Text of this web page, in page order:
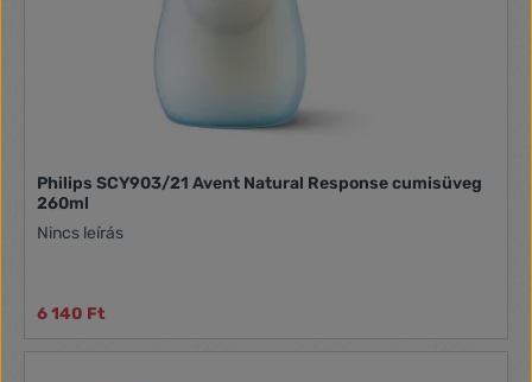
Philips SCY903/21 Avent Natural Response cumisüveg
260ml
Nincs leírás
6 140 Ft